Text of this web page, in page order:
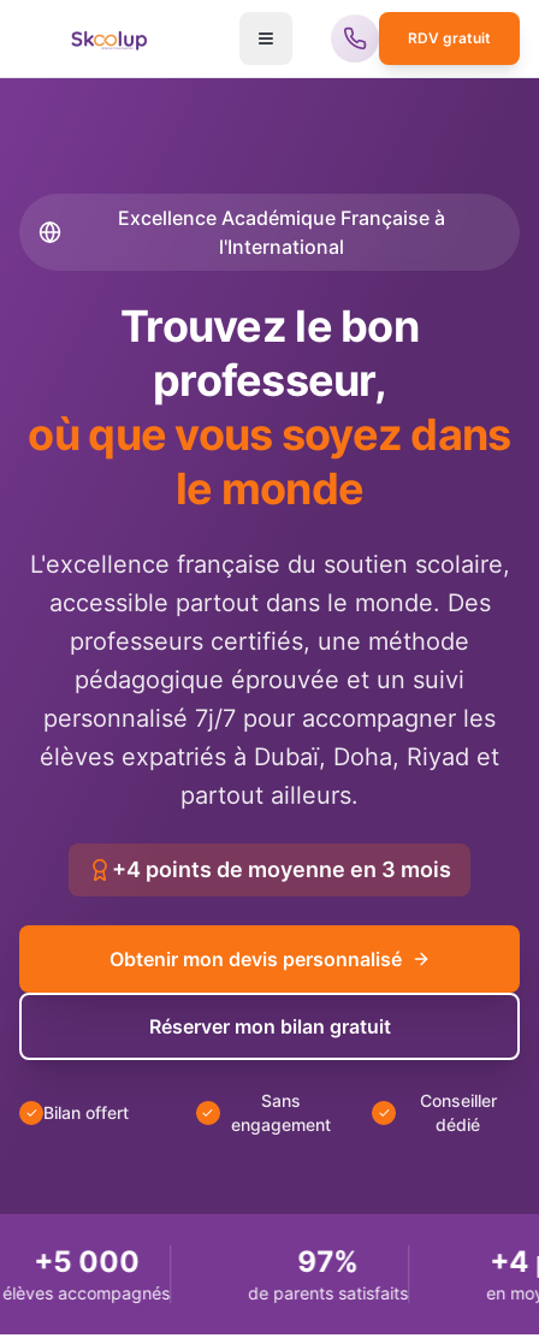
RDV gratuit
Excellence Académique Française à
l'International
Trouvez le bon
professeur,
où que vous soyez dans
le monde
L'excellence française du soutien scolaire,
accessible partout dans le monde. Des
professeurs certifiés, une méthode
pédagogique éprouvée et un suivi
personnalisé 7j/7 pour accompagner les
élèves expatriés à Dubaï, Doha, Riyad et
partout ailleurs.
+4 points de moyenne en 3 mois
Obtenir mon devis personnalisé
Réserver mon bilan gratuit
✓ Bilan offert ✓
Sans
engagement
✓
Conseiller
dédié
+5 000
accompagnés
97%
de parents satisfaits
+4
en